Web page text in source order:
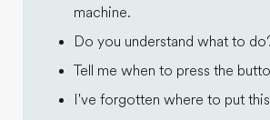
machine.
Do you understand what to
Tell me when to press the
I've forgotten where to put